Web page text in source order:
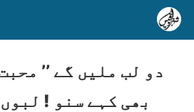
بھی کہے سنو !